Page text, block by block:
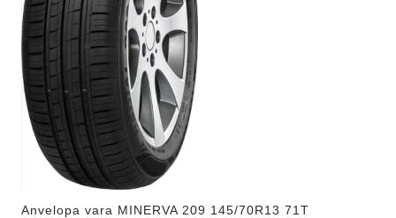
Anvelopa vara MINERVA 209 145/70R13 71T